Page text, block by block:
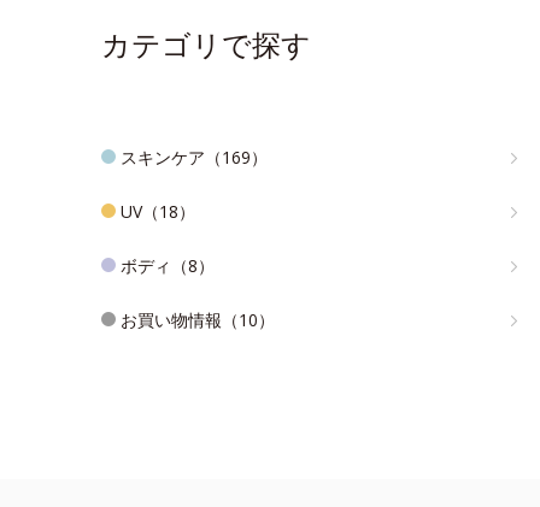
カテゴリで探す
スキンケア（169）
UV（18）
ボディ（8）
お買い物情報（10）